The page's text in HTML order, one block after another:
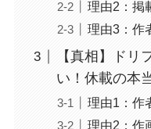
理由2：掲
理由3：作
【真相】ドリ
い！休載の本
理由1：作
理由2：作